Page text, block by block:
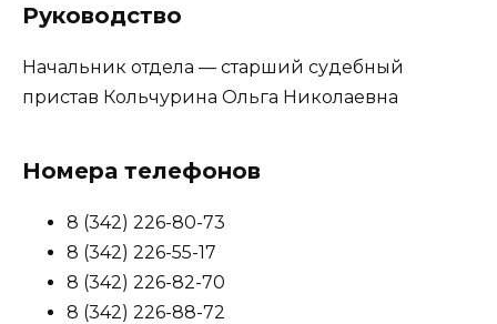
Руководство
Начальник отдела — старший судебный
пристав Кольчурина Ольга Николаевна
Номера телефонов
8 (342) 226-80-73
8 (342) 226-55-17
8 (342) 226-82-70
8 (342) 226-88-72